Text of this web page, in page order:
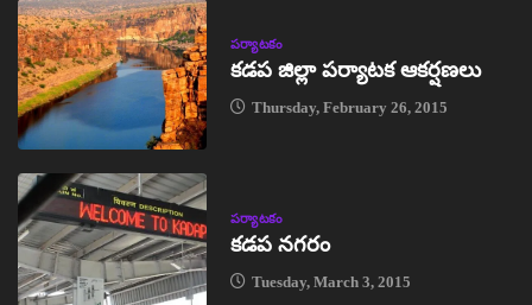
పర్యాటకం
కడప జిల్లా పర్యాటక ఆకర్షణలు
Thursday, February 26, 2015
పర్యాటకం
కడప నగరం
Tuesday, March 3, 2015